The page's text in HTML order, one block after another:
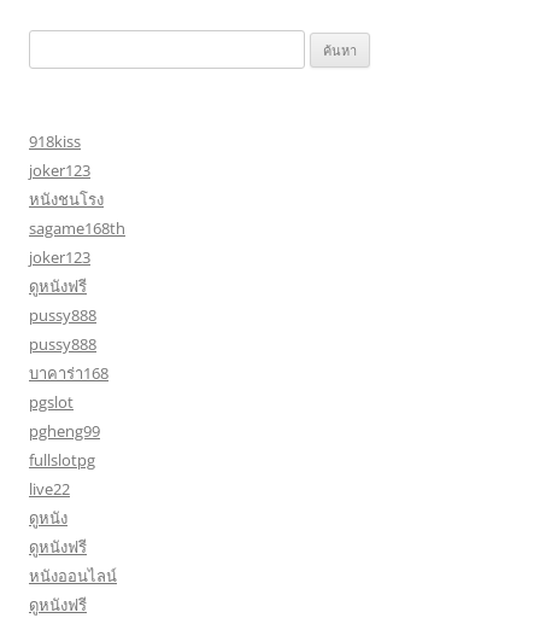
สำหรับ:
918kiss
joker123
หนังชนโรง
sagame168th
joker123
ดูหนังฟรี
pussy888
pussy888
บาคาร่า168
pgslot
pgheng99
fullslotpg
live22
ดูหนัง
ดูหนังฟรี
หนังออนไลน์
ดูหนังฟรี